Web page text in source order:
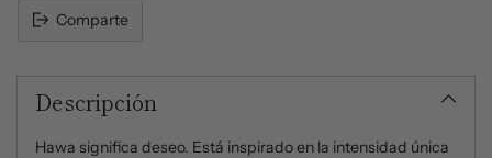
Comparte
un
producto
carrito
Descripción
Hawa significa deseo. Está inspirado en la intensidad única